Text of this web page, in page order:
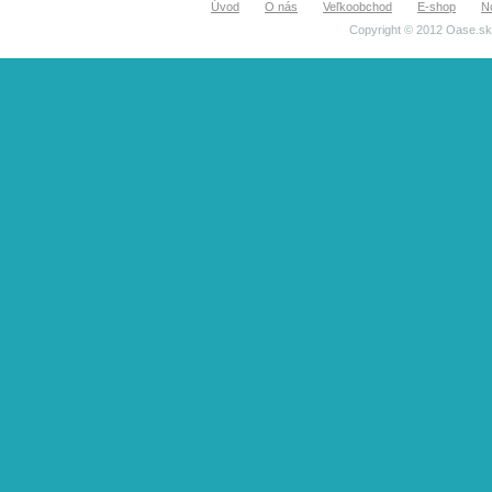
Úvod O nás Veľkoobchod E-shop
Copyright © 2012